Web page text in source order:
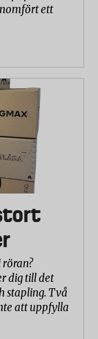
ett
röran?
dig till det
stapling. Två
att uppfylla